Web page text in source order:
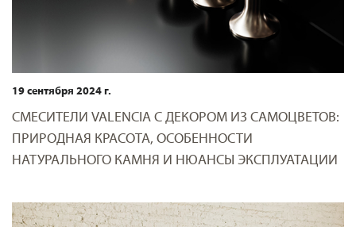
19 сентября 2024 г.
СМЕСИТЕЛИ VALENCIA С ДЕКОРОМ ИЗ САМОЦВЕТОВ:
ПРИРОДНАЯ КРАСОТА, ОСОБЕННОСТИ
НАТУРАЛЬНОГО КАМНЯ И НЮАНСЫ ЭКСПЛУАТАЦИИ